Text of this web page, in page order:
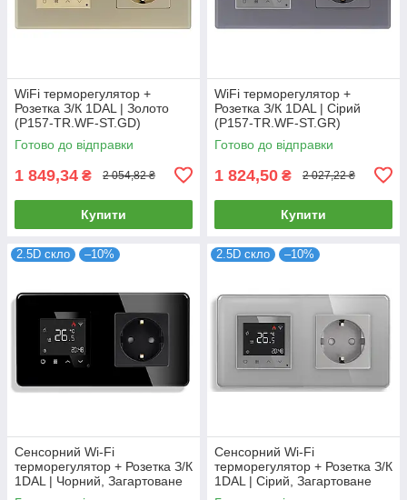
WiFi терморегулятор +
Розетка З/К 1DAL | Золото
(P157-TR.WF-ST.GD)
Готово до відправки
1 849,34 ₴ 2 054,82 ₴
Купити
WiFi терморегулятор +
Розетка З/К 1DAL | Сірий
(P157-TR.WF-ST.GR)
Готово до відправки
1 824,50 ₴ 2 027,22 ₴
Купити
2.5D скло –10%
Сенсорний Wi-Fi
терморегулятор + Розетка З/К
1DAL | Чорний, Загартоване
скло (G157D-TR.WF-ST.BL)
2.5D скло –10%
Сенсорний Wi-Fi
терморегулятор + Розетка З/К
1DAL | Сірий, Загартоване
скло (G157D-TR.WF-ST.GR)